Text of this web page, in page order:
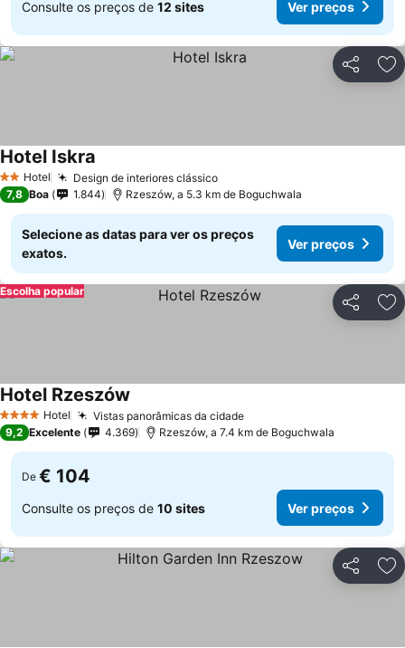
Consulte os preços de 12 sites Ver preços
Partilhar
2 Estrelas
Hotel Design de interiores clássico
Hotel Iskra
7,8 Boa 1.844 Rzeszów, a 5.3 km de Boguchwala
Selecione as datas para ver os preços
exatos.
Ver preços
Partilhar
Escolha popular
4 EstrelasHotel Vistas panorâmicas da cidade
Hotel Rzeszów
9,2 Excelente 4.369 Rzeszów, a 7.4 km de Boguchwala
De € 104
Consulte os preços de 10 sites Ver preços
Partilhar